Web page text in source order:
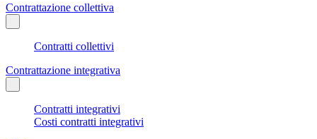
Contrattazione collettiva
Contratti collettivi
Contrattazione integrativa
Contratti integrativi
Costi contratti integrativi